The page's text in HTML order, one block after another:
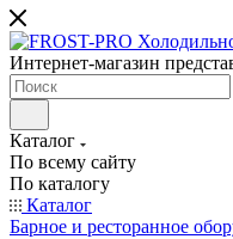
Интернет-магазин
Каталог
По всему сайту
По каталогу
Каталог
Барное и ресторанное